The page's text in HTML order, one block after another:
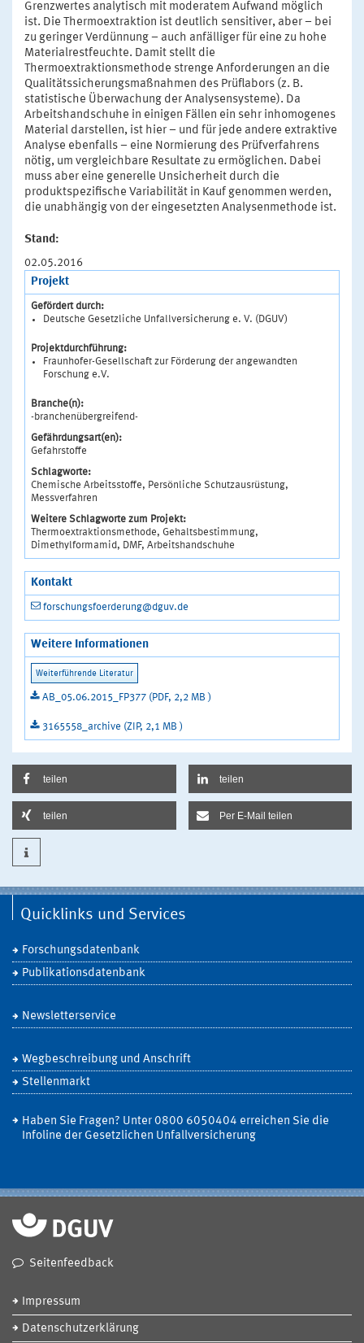
Grenzwertes analytisch mit moderatem Aufwand möglich
ist. Die Thermoextraktion ist deutlich sensitiver, aber – bei
zu geringer Verdünnung – auch anfälliger für eine zu hohe
Materialrestfeuchte. Damit stellt die
Thermoextraktionsmethode strenge Anforderungen an die
Qualitätssicherungsmaßnahmen des Prüflabors (z. B.
statistische Überwachung der Analysensysteme). Da
Arbeitshandschuhe in einigen Fällen ein sehr inhomogenes
Material darstellen, ist hier – und für jede andere extraktive
Analyse ebenfalls – eine Normierung des Prüfverfahrens
nötig, um vergleichbare Resultate zu ermöglichen. Dabei
muss aber eine generelle Unsicherheit durch die
produktspezifische Variabilität in Kauf genommen werden,
die unabhängig von der eingesetzten Analysenmethode ist.
Stand:
02.05.2016
Projekt
Gefördert durch:
Deutsche Gesetzliche Unfallversicherung e. V. (DGUV)
Projektdurchführung:
Fraunhofer-Gesellschaft zur Förderung der angewandten
Forschung e.V.
Branche(n):
-branchenübergreifend-
Gefährdungsart(en):
Gefahrstoffe
Schlagworte:
Chemische Arbeitsstoffe, Persönliche Schutzausrüstung,
Messverfahren
Weitere Schlagworte zum Projekt:
Thermoextraktionsmethode, Gehaltsbestimmung,
Dimethylformamid, DMF, Arbeitshandschuhe
Kontakt
forschungsfoerderung@dguv.de
Weitere Informationen
AB_05.06.2015_FP377 (PDF, 2,2 MB )
3165558_archive (ZIP, 2,1 MB )
teilen teilen
teilen Per E-Mail teilen
Quicklinks und Services
Forschungsdatenbank
Publikationsdatenbank
Newsletterservice
Wegbeschreibung und Anschrift
Stellenmarkt
Haben Sie Fragen? Unter 0800 6050404 erreichen Sie die
Infoline der Gesetzlichen Unfallversicherung
Seitenfeedback
Impressum
Datenschutzerklärung